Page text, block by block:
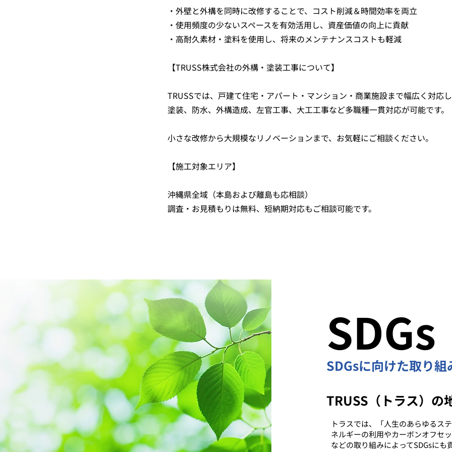
・外壁と外構を同時に改修することで、コスト削減＆時間効率を両立
・使用頻度の少ないスペースを有効活用し、資産価値の向上に貢献
・高耐久素材・塗料を使用し、将来のメンテナンスコストも軽減
【TRUSS株式会社の外構・塗装工事について】
TRUSSでは、戸建て住宅・アパート・マンション・商業施設まで幅広く対応し
塗装、防水、外構造成、左官工事、大工工事など多職種一貫対応が可能です。
小さな改修から大規模なリノベーションまで、お気軽にご相談ください。
【施工対象エリア】
沖縄県全域（本島および離島も応相談）
調査・お見積もりは無料、短納期対応もご相談可能です。
SDGs
SDGsに向けた取り組
TRUSS（トラス）の
トラスでは、「人生のあらゆるス
ネルギーの利用やカーボンオフセ
などの取り組みによってSDGsにも